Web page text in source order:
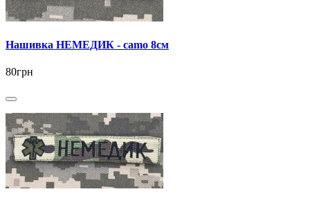
Нашивка НЕМЕДИК - camo 8см
80грн